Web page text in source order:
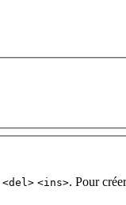
<del> <ins>. Pour